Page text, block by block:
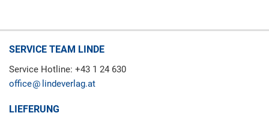
SERVICE TEAM LINDE
Service Hotline: +43 1 24 630
office
lindeverlag.at
LIEFERUNG